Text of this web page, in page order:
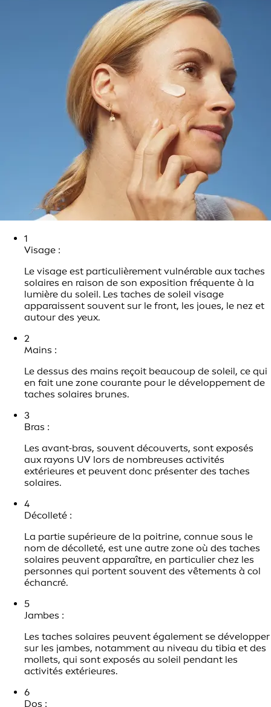
1
Visage :
Le visage est particulièrement vulnérable aux taches
solaires en raison de son exposition fréquente à la
lumière du soleil. Les taches de soleil visage
apparaissent souvent sur le front, les joues, le nez et
autour des yeux.
2
Mains :
Le dessus des mains reçoit beaucoup de soleil, ce qui
en fait une zone courante pour le développement de
taches solaires brunes.
3
Bras :
Les avant-bras, souvent découverts, sont exposés
aux rayons UV lors de nombreuses activités
extérieures et peuvent donc présenter des taches
solaires.
4
Décolleté :
La partie supérieure de la poitrine, connue sous le
nom de décolleté, est une autre zone où des taches
solaires peuvent apparaître, en particulier chez les
personnes qui portent souvent des vêtements à col
échancré.
5
Jambes :
Les taches solaires peuvent également se développer
sur les jambes, notamment au niveau du tibia et des
mollets, qui sont exposés au soleil pendant les
activités extérieures.
6
Dos :